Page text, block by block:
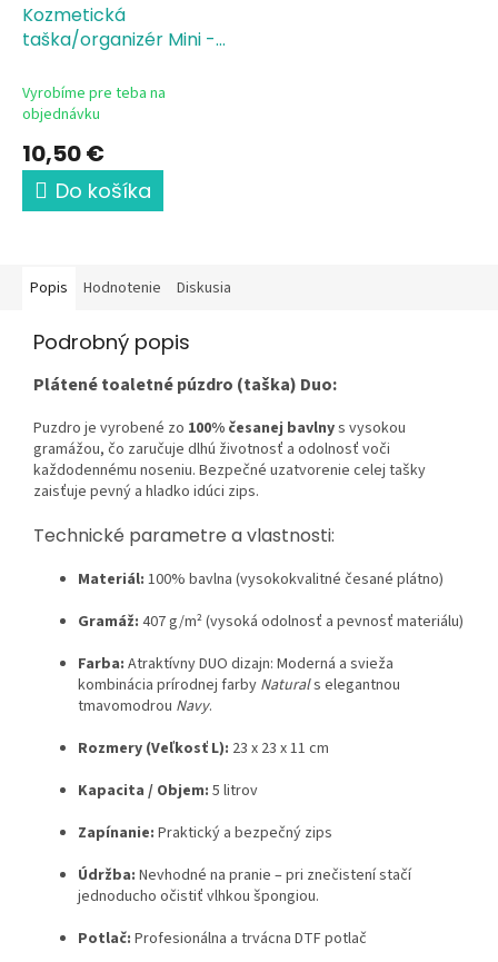
Kozmetická
taška/organizér Mini -
vitality
Vyrobíme pre teba na
objednávku
10,50 €
Do košíka
Popis Hodnotenie Diskusia
Podrobný popis
Plátené toaletné púzdro (taška) Duo:
Puzdro je vyrobené zo 100% česanej bavlnys vysokou
gramážou, čo zaručuje dlhú životnosť a odolnosť voči
každodennému noseniu. Bezpečné uzatvorenie celej tašky
zaisťuje pevný a hladko idúci zips.
Technické parametre a vlastnosti:
Materiál: 100% bavlna (vysokokvalitné česané plátno)
Gramáž: 407 g/m² (vysoká odolnosť a pevnosť materiálu)
Farba: Atraktívny DUO dizajn: Moderná a svieža
kombinácia prírodnej farby Naturals elegantnou
tmavomodrou Navy.
Rozmery (Veľkosť L): 23 x 23 x 11 cm
Kapacita / Objem: 5 litrov
Zapínanie: Praktický a bezpečný zips
Údržba: Nevhodné na pranie – pri znečistení stačí
jednoducho očistiť vlhkou špongiou.
Potlač: Profesionálna a trvácna DTF potlač